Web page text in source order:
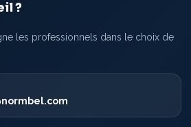
?
les professionnels dans le choix de